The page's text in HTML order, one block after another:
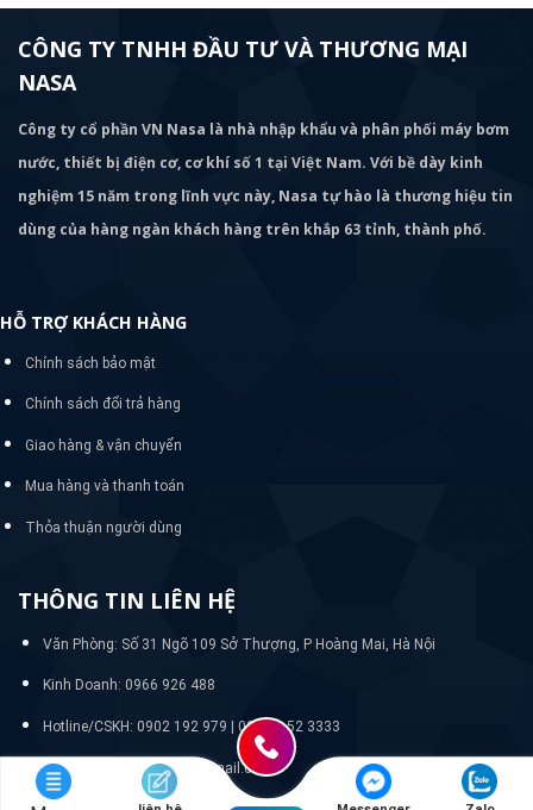
CÔNG TY TNHH ĐẦU TƯ VÀ THƯƠNG MẠI
NASA
Công ty cổ phần VN Nasa là nhà nhập khẩu và phân phối máy bơm
nước, thiết bị điện cơ, cơ khí số 1 tại Việt Nam. Với bề dày kinh
nghiệm 15 năm trong lĩnh vực này, Nasa tự hào là thương hiệu tin
dùng của hàng ngàn khách hàng trên khắp 63 tỉnh, thành phố.
HỖ TRỢ KHÁCH HÀNG
Chính sách bảo mật
Chính sách đổi trả hàng
Giao hàng & vận chuyển
Mua hàng và thanh toán
Thỏa thuận người dùng
THÔNG TIN LIÊN HỆ
Văn Phòng: Số 31 Ngõ 109 Sở Thượng, P Hoàng Mai, Hà Nội
Kinh Doanh: 0966 926 488
Hotline/CSKH: 0902 192 979 | 024 33 52 3333
Email: quanlywebnasa@gmail.com